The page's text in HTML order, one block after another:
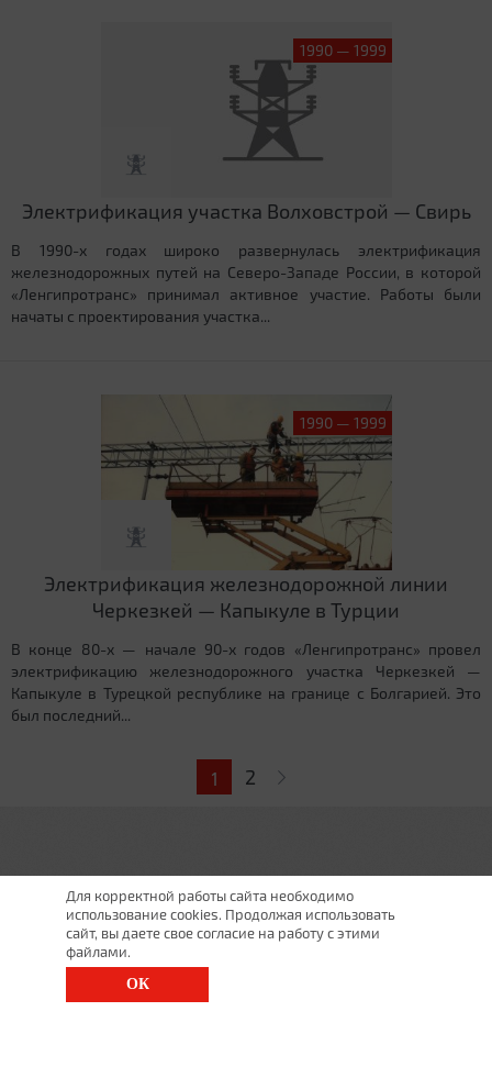
1990 — 1999
Электрификация участка Волховстрой — Свирь
В 1990-х годах широко развернулась электрификация
железнодорожных путей на Северо-Западе России, в которой
«Ленгипротранс» принимал активное участие. Работы были
начаты с проектирования участка...
1990 — 1999
Электрификация железнодорожной линии
Черкезкей — Капыкуле в Турции
В конце 80-х — начале 90-х годов «Ленгипротранс» провел
электрификацию железнодорожного участка Черкезкей —
Капыкуле в Турецкой республике на границе с Болгарией. Это
был последний...
1 2
Для корректной работы сайта необходимо
использование cookies. Продолжая использовать
сайт, вы даете свое согласие на работу с этими
файлами.
ОК